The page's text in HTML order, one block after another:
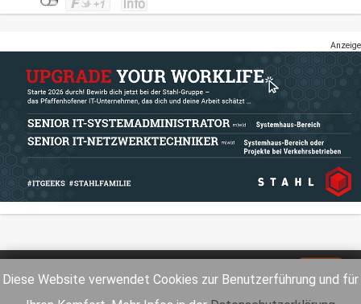
Diese Website verwendet Cookies zur Benutzerführung und für
Anzeige